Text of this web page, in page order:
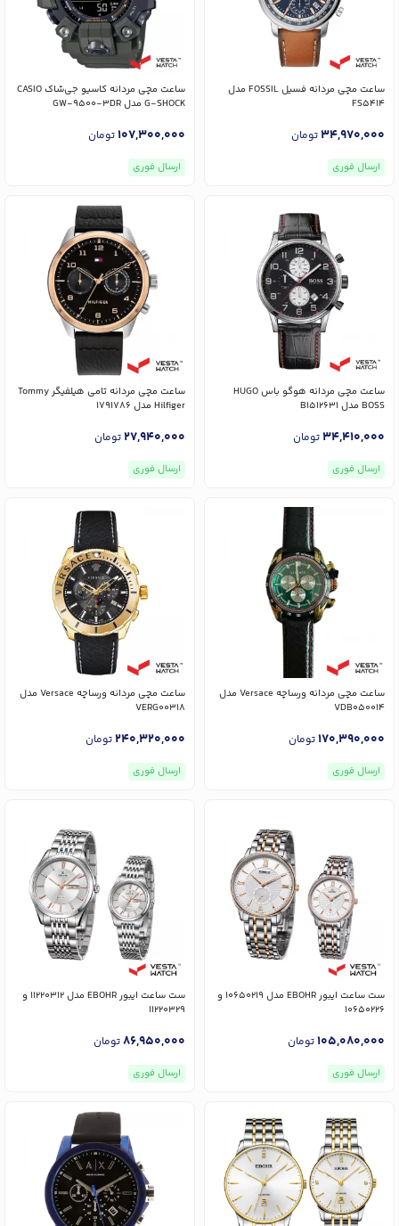
ساعت مچی مردانه فسیل FOSSIL مدل
FS5414
34,970,000تومان
ارسال فوری
ساعت مچی مردانه کاسیو جی‌شاک CASIO
G-SHOCK مدل GW-9500-3DR
107,300,000تومان
ارسال فوری
ساعت مچی مردانه هوگو باس HUGO
BOSS مدل B1512631
34,410,000تومان
ارسال فوری
ساعت مچی مردانه تامی هیلفیگر Tommy
Hilfiger مدل 1791786
27,940,000تومان
ارسال فوری
ساعت مچی مردانه ورساچه Versace مدل
VDB050014
170,390,000تومان
ارسال فوری
ساعت مچی مردانه ورساچه Versace مدل
VERG00318
240,320,000تومان
ارسال فوری
ست ساعت ایبور EBOHR مدل 10650219 و
10650226
105,080,000تومان
ارسال فوری
ست ساعت ایبور EBOHR مدل 11220312 و
11220329
86,950,000تومان
ارسال فوری